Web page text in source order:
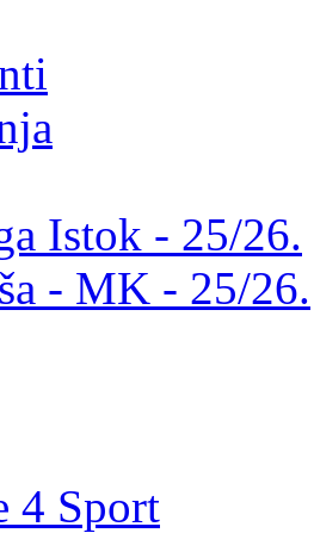
Istok - 25/26.
- MK - 25/26.
4 Sport